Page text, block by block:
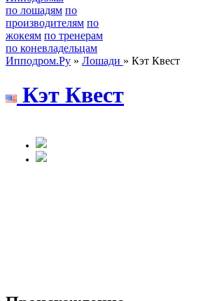
по лошадям по
производителям по
жокеям по тренерам
по коневладельцам
Ипподром.Ру » Лошади » Кэт Квест
Кэт Квeст